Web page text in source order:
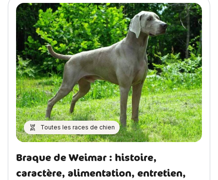
Toutes les races de chien
Braque de Weimar : histoire,
caractère, alimentation, entretien,